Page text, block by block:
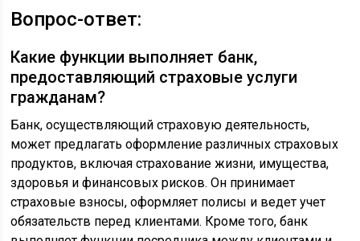
Вопрос-ответ:
Какие функции выполняет банк,
предоставляющий страховые услуги
гражданам?
Банк, осуществляющий страховую деятельность,
может предлагать оформление различных страховых
продуктов, включая страхование жизни, имущества,
здоровья и финансовых рисков. Он принимает
страховые взносы, оформляет полисы и ведет учет
обязательств перед клиентами. Кроме того, банк